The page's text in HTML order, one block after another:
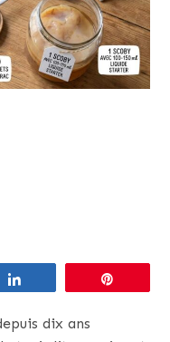
dix ans